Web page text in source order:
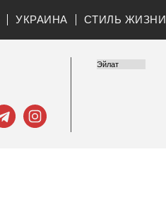
УКРАИНА СТИЛЬ ЖИЗНИ